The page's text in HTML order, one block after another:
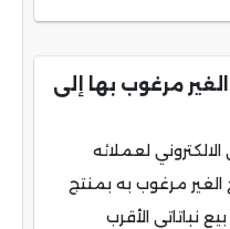
مرغوب بها إلى
لعملائه
الغير مرغوب به بمنتج
نباتاتي الأقرب